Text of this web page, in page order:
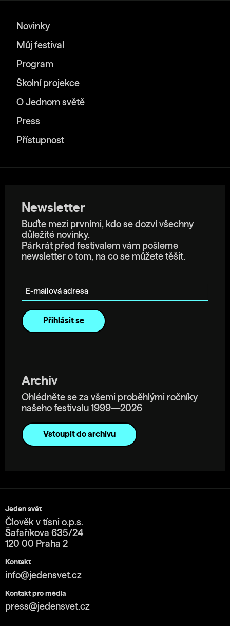
Novinky
Můj festival
Program
Školní projekce
O Jednom světě
Press
Přístupnost
Newsletter
Buďte mezi prvními, kdo se dozví všechny
důležité novinky.
Párkrát před festivalem vám pošleme
newsletter o tom, na co se můžete těšit.
Archiv
Ohlédněte se za všemi proběhlými ročníky
našeho festivalu 1999—2026
Vstoupit do archivu
Jeden svět
Člověk v tísni o.p.s.
Šafaříkova 635/24
120 00 Praha 2
Kontakt
info@jedensvet.cz
Kontakt pro média
press@jedensvet.cz